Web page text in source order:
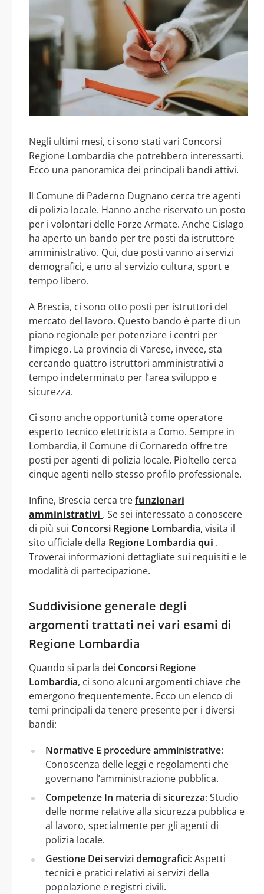
Negli ultimi mesi, ci sono stati vari Concorsi
Regione Lombardia che potrebbero interessarti.
Ecco una panoramica dei principali bandi attivi.
Il Comune di Paderno Dugnano cerca tre agenti
di polizia locale. Hanno anche riservato un posto
per i volontari delle Forze Armate. Anche Cislago
ha aperto un bando per tre posti da istruttore
amministrativo. Qui, due posti vanno ai servizi
demografici, e uno al servizio cultura, sport e
tempo libero.
A Brescia, ci sono otto posti per istruttori del
mercato del lavoro. Questo bando è parte di un
piano regionale per potenziare i centri per
l’impiego. La provincia di Varese, invece, sta
cercando quattro istruttori amministrativi a
tempo indeterminato per l’area sviluppo e
sicurezza.
Ci sono anche opportunità come operatore
esperto tecnico elettricista a Como. Sempre in
Lombardia, il Comune di Cornaredo offre tre
posti per agenti di polizia locale. Pioltello cerca
cinque agenti nello stesso profilo professionale.
Infine, Brescia cerca trefunzionari
amministrativi . Se sei interessato a conoscere
di più sui Concorsi Regione Lombardia, visita il
sito ufficiale della Regione Lombardia qui .
Troverai informazioni dettagliate sui requisiti e le
modalità di partecipazione.
Suddivisione generale degli
argomenti trattati nei vari esami di
Regione Lombardia
Quando si parla dei Concorsi Regione
Lombardia, ci sono alcuni argomenti chiave che
emergono frequentemente. Ecco un elenco di
temi principali da tenere presente per i diversi
bandi:
Normative E procedure amministrative:
Conoscenza delle leggi e regolamenti che
governano l’amministrazione pubblica.
Competenze In materia di sicurezza: Studio
delle norme relative alla sicurezza pubblica e
al lavoro, specialmente per gli agenti di
polizia locale.
Gestione Dei servizi demografici: Aspetti
tecnici e pratici relativi ai servizi della
popolazione e registri civili.